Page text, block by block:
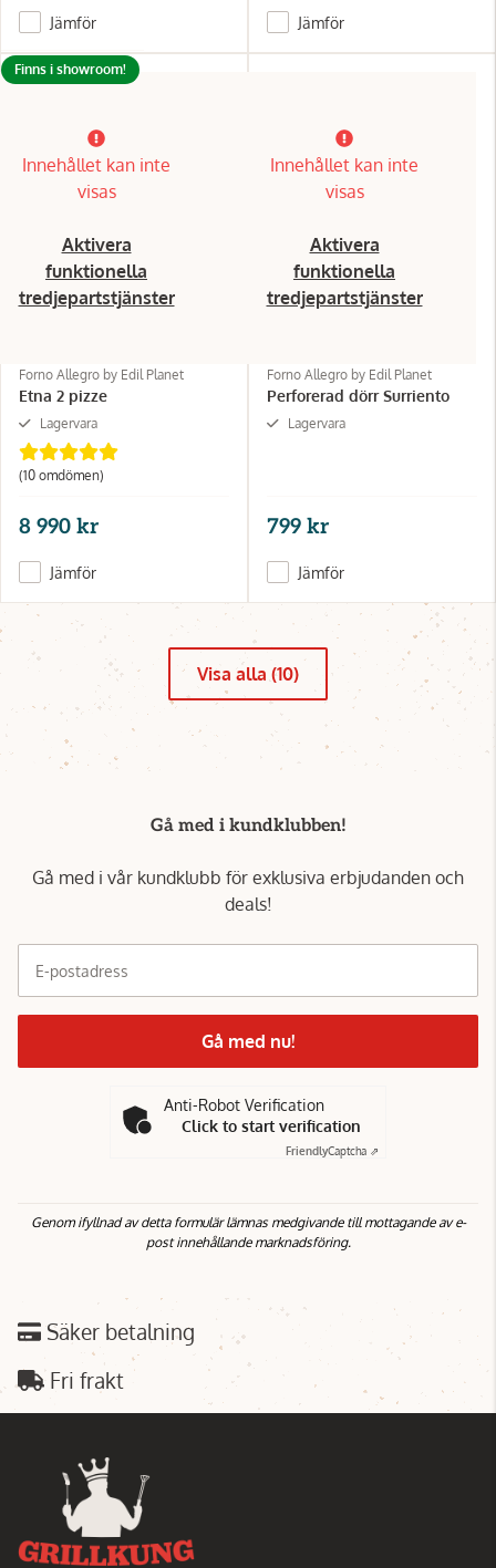
Jämför Jämför
Innehållet kan inte
visas
Aktivera
funktionella
tredjepartstjänster
Forno Allegro by Edil Planet
Etna 2 pizze
Lagervara
(10 omdömen)
Finns i showroom!
8 990 kr
Jämför
Innehållet kan inte
visas
Aktivera
funktionella
tredjepartstjänster
Forno Allegro by Edil Planet
Perforerad dörr Surriento
Lagervara
799 kr
Jämför
Visa alla (10)
Gå med i kundklubben!
Gå med i vår kundklubb för exklusiva erbjudanden och
deals!
E-postadress
Gå med nu!
Anti-Robot Verification
Click to start verification
FriendlyCaptcha ⇗
Genom ifyllnad av detta formulär lämnas medgivande till mottagande av e-
post innehållande marknadsföring.
Säker betalning
Fri frakt